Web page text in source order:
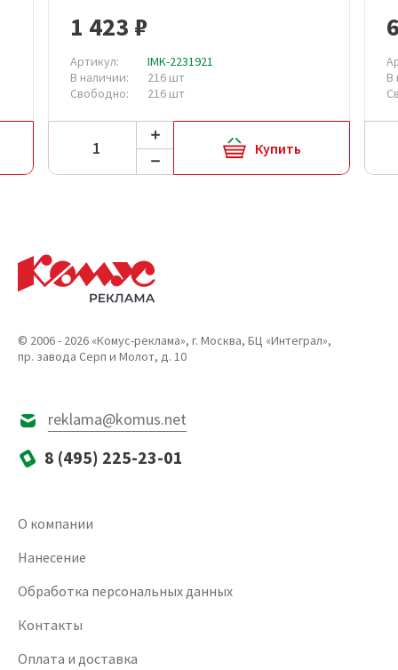
1 423 ₽
Артикул:
IMK-2231921
В наличии:
216 шт
Свободно:
216 шт
Купить
В
© 2006 - 2026 «Комус-реклама», г. Москва, БЦ «Интеграл»,
пр. завода Серп и Молот, д. 10
reklama@komus.net
8 (495) 225-23-01
О компании
Нанесение
Обработка персональных данных
Контакты
Оплата и доставка